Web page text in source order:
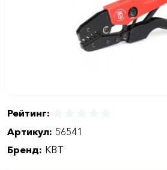
Рейтинг:
Артикул: 56541
Бренд: КВТ